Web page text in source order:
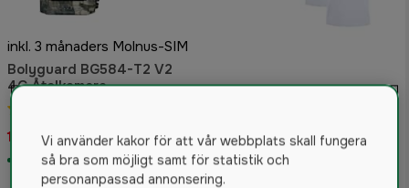
inkl. 3 månaders Molnus-SIM
Bolyguard BG584-T2 V2
4G Åtelkamera
1 995 kr
I lager
300 kr
Vi använder kakor för att vår webbplats skall fungera
så bra som möjligt samt för statistik och
personanpassad annonsering.